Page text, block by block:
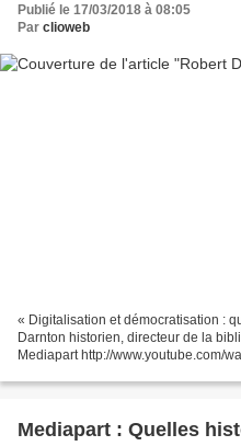
Publié le 17/03/2018 à 08:05
Par clioweb
« Digitalisation et démocratisation :
Darnton historien, directeur de la
Mediapart http://www.youtube.com/
Mediapart : Quelles